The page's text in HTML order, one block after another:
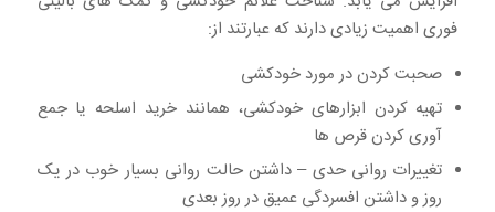
فوری اهمیت زیادی دارند که عبارتند از:
صحبت کردن در مورد خودکشی
تهیه کردن ابزارهای خودکشی، همانند خرید اسلحه یا جمع
آوری کردن قرص ها
تغییرات روانی حدی – داشتن حالت روانی بسیار خوب در یک
روز و داشتن افسردگی عمیق در روز بعدی